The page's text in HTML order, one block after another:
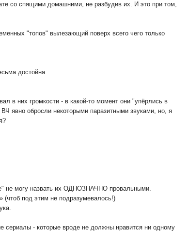
со спящими домашними, не разбудив их. И это при том,
"топов" вылезающий поверх всего чего только
достойна.
в них громкости - в какой-то момент они "упёрлись в
явно обросли некоторыми паразитными звуками, но, я
не могу назвать их ОДНОЗНАЧНО провальными.
(чтоб под этим не подразумевалось!)
сериалы - которые вроде не должны нравится ни одному